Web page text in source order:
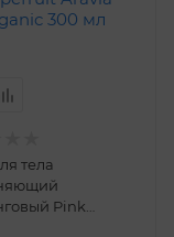
тела
Pink